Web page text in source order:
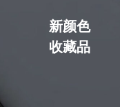
新颜色
收藏品